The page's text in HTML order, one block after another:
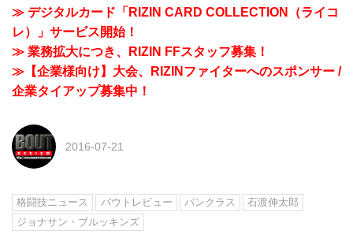
≫ デジタルカード「RIZIN CARD COLLECTION（ライコ
レ）」サービス開始！
≫ 業務拡大につき、RIZIN FFスタッフ募集！
≫【企業様向け】大会、RIZINファイターへのスポンサー /
企業タイアップ募集中！
2016-07-21
格闘技ニュース バウトレビュー パンクラス
石渡伸太郎
ジョナサン・ブルッキンズ